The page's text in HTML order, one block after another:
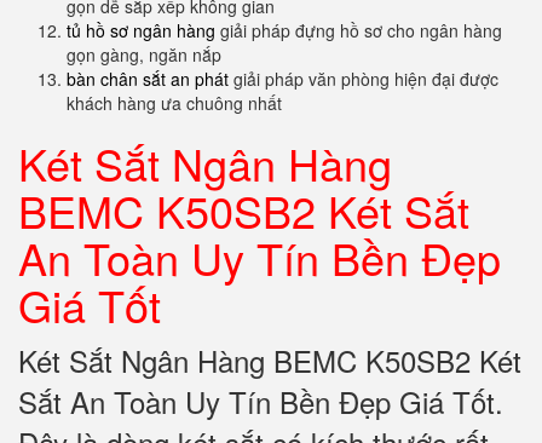
gọn dễ sắp xếp không gian
tủ hồ sơ ngân hàng giải pháp đựng hồ sơ cho ngân hàng
gọn gàng, ngăn nắp
bàn chân sắt an phát giải pháp văn phòng hiện đại được
khách hàng ưa chuông nhất
Két Sắt Ngân Hàng
BEMC K50SB2 Két Sắt
An Toàn Uy Tín Bền Đẹp
Giá Tốt
Két Sắt Ngân Hàng BEMC K50SB2 Két
Sắt An Toàn Uy Tín Bền Đẹp Giá Tốt.